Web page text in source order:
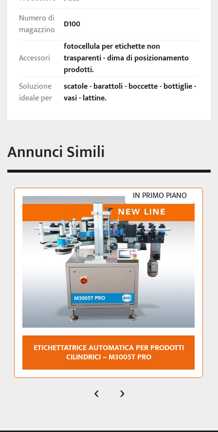
Numero di
magazzino
D100
Accessori
fotocellula per etichette non
trasparenti - dima di posizionamento
prodotti.
Soluzione
ideale per
scatole - barattoli - boccette - bottiglie -
vasi - lattine.
Annunci Simili
IN PRIMO PIANO
ETICHETTATRICE AUTOMATICA PER PRODOTTI
CILINDRICI – M3005T PRO
‹ ›